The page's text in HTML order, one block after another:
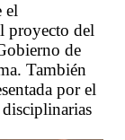
el
proyecto del
de
También
por el